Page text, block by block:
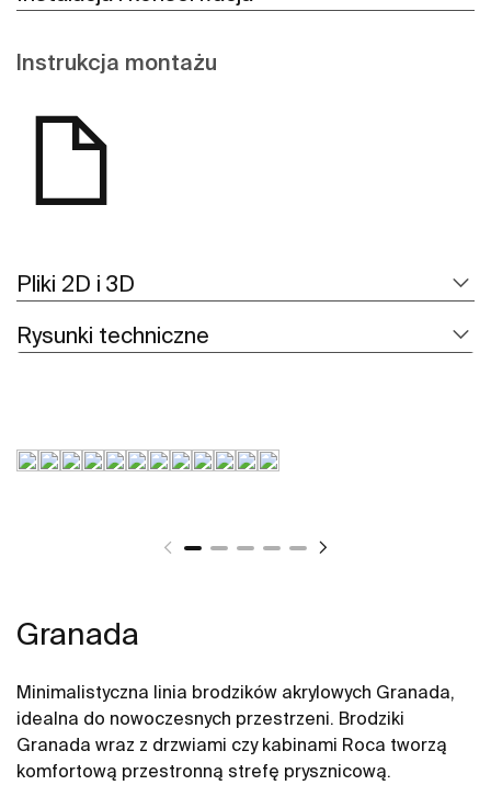
Instrukcja montażu
Pliki 2D i 3D
Rysunki techniczne
Granada
Minimalistyczna linia brodzików akrylowych Granada,
idealna do nowoczesnych przestrzeni. Brodziki
Granada wraz z drzwiami czy kabinami Roca tworzą
komfortową przestronną strefę prysznicową.